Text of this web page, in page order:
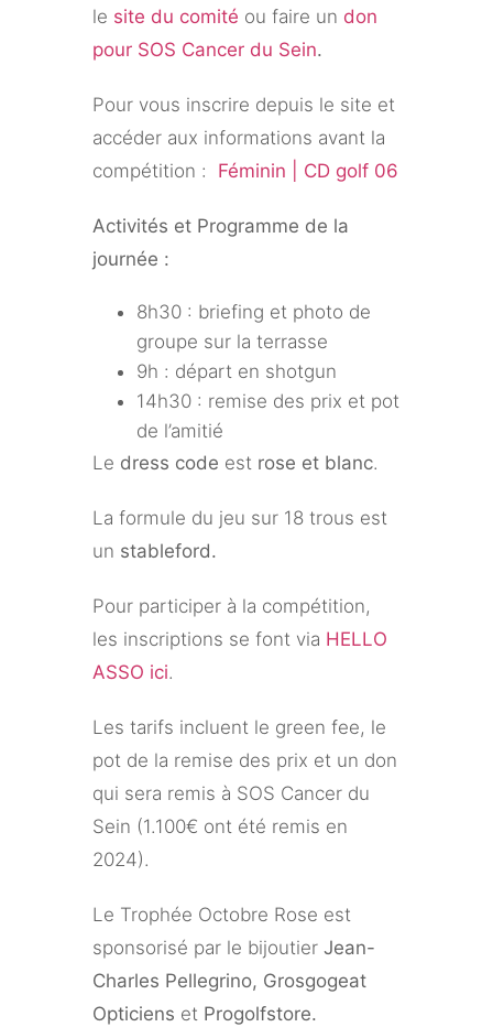
le site du comité ou faire un don
pour SOS Cancer du Sein.
Pour vous inscrire depuis le site et
accéder aux informations avant la
compétition :
Féminin | CD golf 06
Activités et Programme de la
journée :
8h30 : briefing et photo de
groupe sur la terrasse
9h : départ en shotgun
14h30 : remise des prix et pot
de l’amitié
Le dress code est rose et blanc.
La formule du jeu sur 18 trous est
un stableford.
Pour participer à la compétition,
les inscriptions se font via HELLO
ASSO ici.
Les tarifs incluent le green fee, le
pot de la remise des prix et un don
qui sera remis à SOS Cancer du
Sein (1.100€ ont été remis en
2024).
Le Trophée Octobre Rose est
sponsorisé par le bijoutier Jean-
Charles Pellegrino, Grosgogeat
Opticiens et Progolfstore.